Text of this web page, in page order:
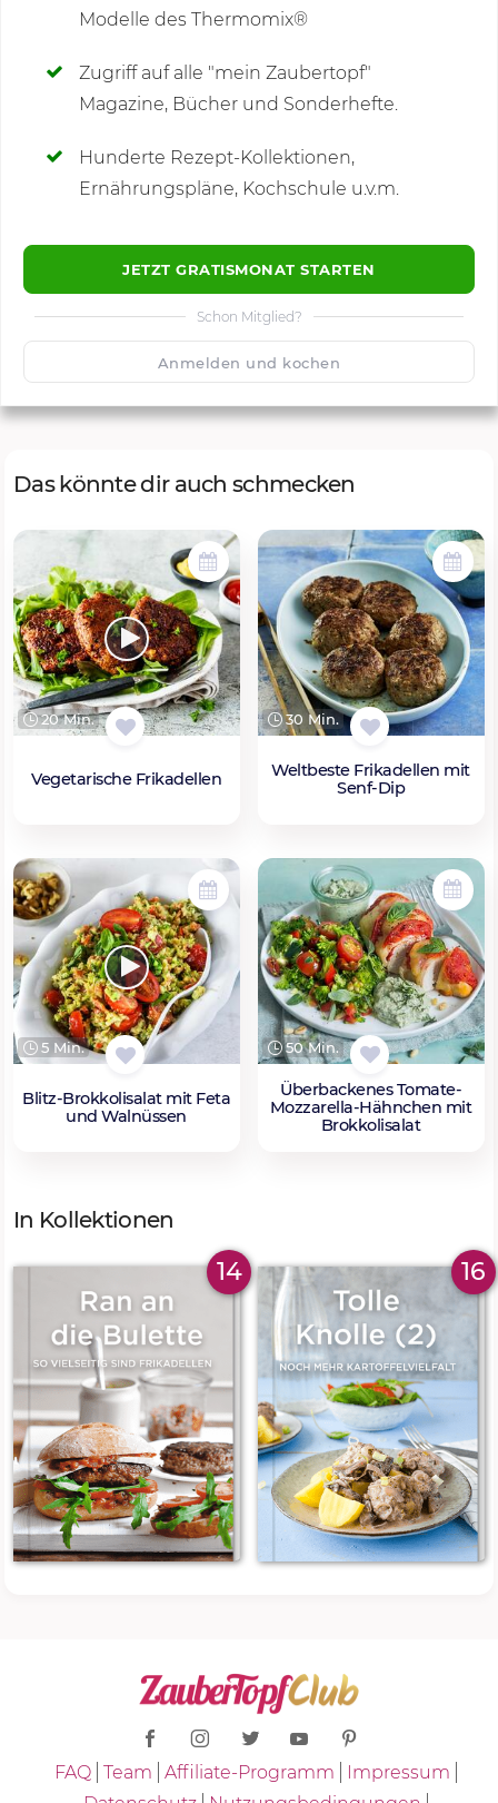
Modelle des Thermomix®
Zugriff auf alle "mein Zaubertopf"
Magazine, Bücher und Sonderhefte.
Hunderte Rezept-Kollektionen,
Ernährungspläne, Kochschule u.v.m.
JETZT GRATISMONAT STARTEN
Schon Mitglied?
Anmelden und kochen
Kommentare
🙂 1500 Speichern
Das könnte dir auch schmecken
20 Min.
Vegetarische Frikadellen
30 Min.
Weltbeste Frikadellen mit
Senf-Dip
5 Min.
Blitz-Brokkolisalat mit Feta
und Walnüssen
50 Min.
Überbackenes Tomate-
Mozzarella-Hähnchen mit
Brokkolisalat
In Kollektionen
14 16
FAQ Team Affiliate-Programm
Impressum